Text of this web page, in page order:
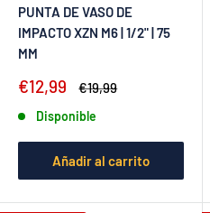
PUNTA DE VASO DE
IMPACTO XZN M6 | 1/2" | 75
MM
Precio
venta
€12,99
Precio
€19,99
Disponible
Añadir al carrito